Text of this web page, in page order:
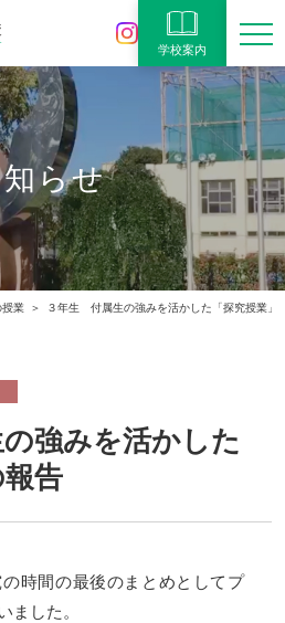
学校案内
らせ
授業 ３年生 付属生の強みを活かした「探究授業」
強みを活かした
報告
時間の最後のまとめとしてプ
ました。